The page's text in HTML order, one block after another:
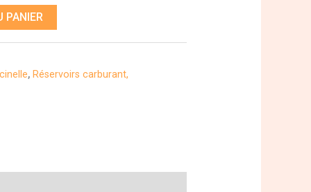
PANIER
, Réservoirs carburant,